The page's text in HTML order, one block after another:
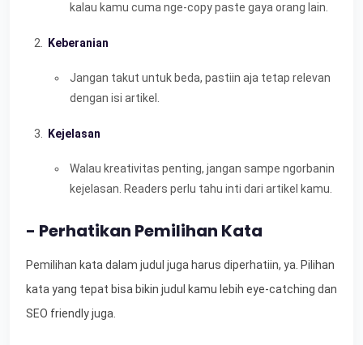
kalau kamu cuma nge-copy paste gaya orang lain.
Keberanian
Jangan takut untuk beda, pastiin aja tetap relevan
dengan isi artikel.
Kejelasan
Walau kreativitas penting, jangan sampe ngorbanin
kejelasan. Readers perlu tahu inti dari artikel kamu.
- Perhatikan Pemilihan Kata
Pemilihan kata dalam judul juga harus diperhatiin, ya. Pilihan
kata yang tepat bisa bikin judul kamu lebih eye-catching dan
SEO friendly juga.